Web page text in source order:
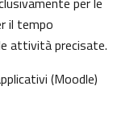
il tempo
attività precisate.
(Moodle)